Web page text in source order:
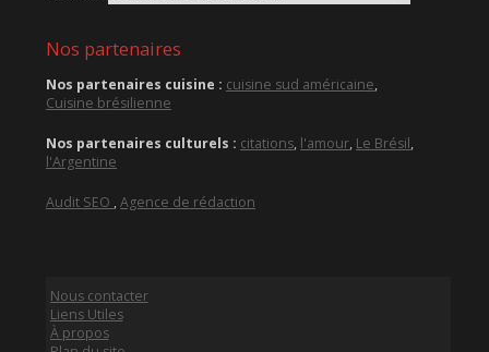
Nos partenaires
Nos partenaires cuisine : cuisine sud américaine,
Cuisine brésilienne
Nos partenaires culturels : citations, l'amour, Le Brésil,
l'Argentine
Audit SEO ,Agence de rédaction
Nous contacter
Liens Utiles
À propos